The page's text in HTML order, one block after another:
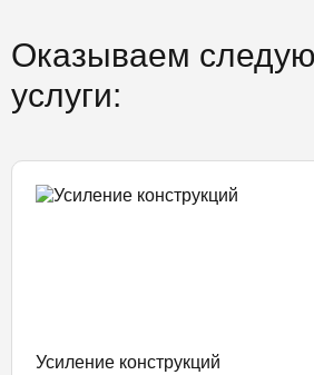
Оказываем
услуги:
Усиление конструкций